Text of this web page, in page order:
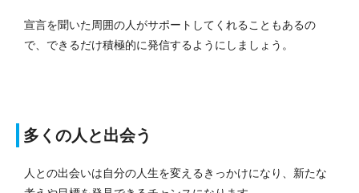
宣言を聞いた周囲の人がサポートしてくれることもあるの
で、できるだけ積極的に発信するようにしましょう。
多くの人と出会う
人との出会いは自分の人生を変えるきっかけになり、新たな